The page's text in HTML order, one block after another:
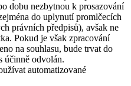
dobu nezbytnou k prosazování
do uplynutí promlčecích
právních předpisů), avšak ne
Pokud je však zpracování
na souhlasu, bude trvat do
účinně odvolán.
automatizované